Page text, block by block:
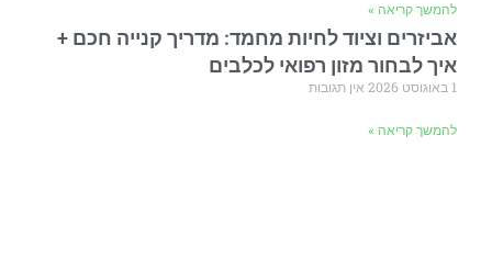
להמשך קריאה »
אביזרים וציוד לחיות מחמד: מדריך קנייה חכם +
איך לבחור מזון רפואי לכלבים
1 באוגוסט 2026 אין תגובות
להמשך קריאה »